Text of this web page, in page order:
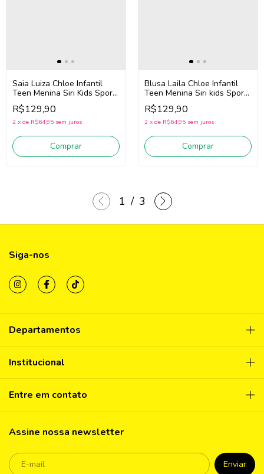
Saia Luiza Chloe Infantil
Teen Menina Siri Kids Sport
Dança 44699 (Azul)
R$129,90
2 x de R$64,95 sem juros
Comprar
Blusa Laila Chloe Infantil
Teen Menina Siri kids Sport
Dança 44766 (Azul)
R$129,90
2 x de R$64,95 sem juros
Comprar
1 / 3
Siga-nos
Departamentos
Institucional
Entre em contato
Assine nossa newsletter